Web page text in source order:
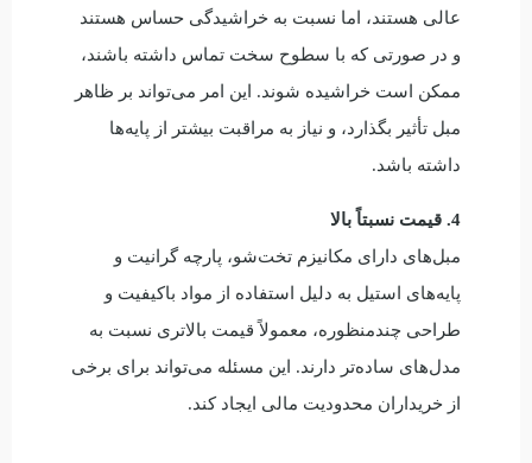
عالی هستند، اما نسبت به خراشیدگی حساس هستند
و در صورتی که با سطوح سخت تماس داشته باشند،
ممکن است خراشیده شوند. این امر می‌تواند بر ظاهر
مبل تأثیر بگذارد، و نیاز به مراقبت بیشتر از پایه‌ها
داشته باشد.
4. قیمت نسبتاً بالا
مبل‌های دارای مکانیزم تخت‌شو، پارچه گرانیت و
پایه‌های استیل به دلیل استفاده از مواد باکیفیت و
طراحی چندمنظوره، معمولاً قیمت بالاتری نسبت به
مدل‌های ساده‌تر دارند. این مسئله می‌تواند برای برخی
از خریداران محدودیت مالی ایجاد کند.